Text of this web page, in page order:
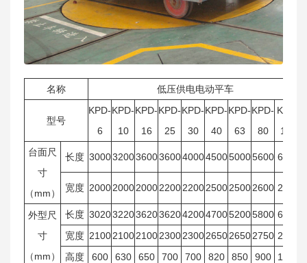
名称 低压供电电动平车
型号
KPD-
6
KPD-
10
KPD-
16
KPD-
25
KPD-
30
KPD-
40
KPD-
63
KPD-
80
KPD-
100
台面尺
寸
（mm）
长度 30003200360036004000450050005600 6000
宽度 2000 2000 2000 2200 2200 2500 2500 2600 2800
外型尺
寸
（mm）
长度 30203220362036204200470052005800 6200
宽度 2100 2100 2100 2300 2300 2650 2650 2750 2950
高度
600 630 650 700 700 820 850 900
1000